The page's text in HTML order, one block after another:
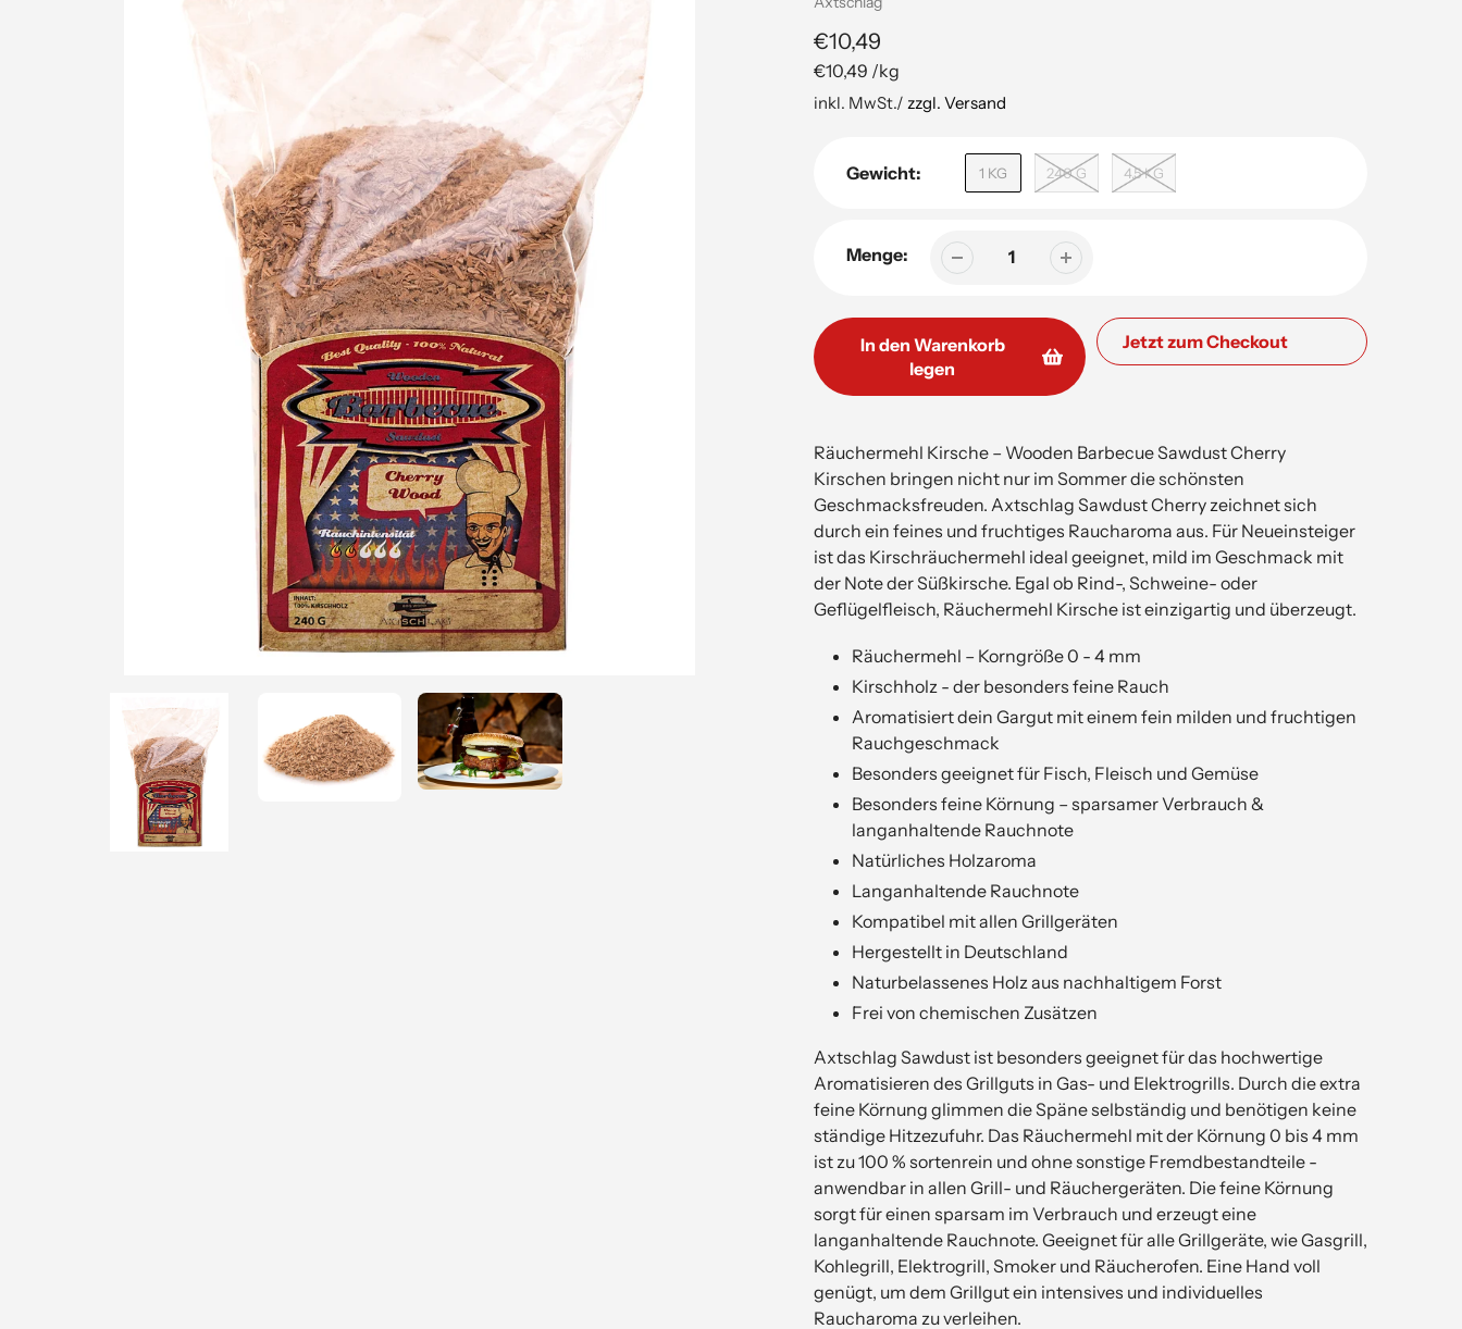
Regulärer
Preis
€10,49
Stückpreis
€10,49 /pro
kg
inkl. MwSt./ zzgl. Versand
Gewicht: 1 KG 240 G 4,5 KG
Menge:
In den Warenkorb
legen
Jetzt zum Checkout
von
Produkten
in
Ihrem
Warenkorb
hinzufügen
Räuchermehl Kirsche – Wooden Barbecue Sawdust Cherry
Kirschen bringen nicht nur im Sommer die schönsten
Geschmacksfreuden. Axtschlag Sawdust Cherry zeichnet sich
durch ein feines und fruchtiges Raucharoma aus. Für Neueinsteiger
ist das Kirschräuchermehl ideal geeignet, mild im Geschmack mit
der Note der Süßkirsche. Egal ob Rind-, Schweine- oder
Geflügelfleisch, Räuchermehl Kirsche ist einzigartig und überzeugt.
Räuchermehl – Korngröße 0 - 4 mm
Kirschholz - der besonders feine Rauch
Aromatisiert dein Gargut mit einem fein milden und fruchtigen
Rauchgeschmack
Besonders geeignet für Fisch, Fleisch und Gemüse
Besonders feine Körnung – sparsamer Verbrauch &
langanhaltende Rauchnote
Natürliches Holzaroma
Langanhaltende Rauchnote
Kompatibel mit allen Grillgeräten
Hergestellt in Deutschland
Naturbelassenes Holz aus nachhaltigem Forst
Frei von chemischen Zusätzen
Axtschlag Sawdust ist besonders geeignet für das hochwertige
Aromatisieren des Grillguts in Gas- und Elektrogrills. Durch die extra
feine Körnung glimmen die Späne selbständig und benötigen keine
ständige Hitzezufuhr. Das Räuchermehl mit der Körnung 0 bis 4 mm
ist zu 100 % sortenrein und ohne sonstige Fremdbestandteile -
anwendbar in allen Grill- und Räuchergeräten. Die feine Körnung
sorgt für einen sparsam im Verbrauch und erzeugt eine
langanhaltende Rauchnote. Geeignet für alle Grillgeräte, wie Gasgrill,
Kohlegrill, Elektrogrill, Smoker und Räucherofen. Eine Hand voll
genügt, um dem Grillgut ein intensives und individuelles
Raucharoma zu verleihen.